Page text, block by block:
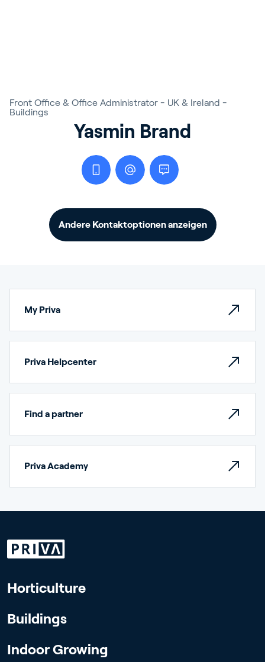
Front Office & Office Administrator - UK & Ireland -
Buildings
Yasmin Brand
Andere Kontaktoptionen anzeigen
My Priva
Priva Helpcenter
Find a partner
Priva Academy
Horticulture
Buildings
Indoor Growing